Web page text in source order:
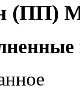
(ПП)